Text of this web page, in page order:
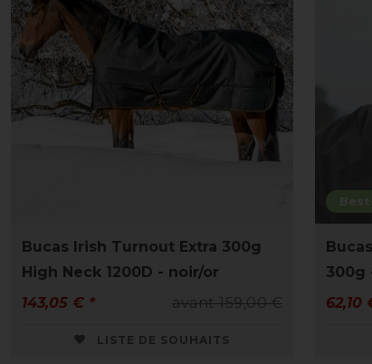
Bucas Irish Turnout Extra 300g
High Neck 1200D - noir/or
avant 159,00 €
143,05 € *
LISTE DE SOUHAITS
300g
62,10